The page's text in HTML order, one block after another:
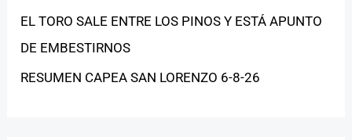
EL TORO SALE ENTRE LOS PINOS Y ESTÁ APUNTO
DE EMBESTIRNOS
RESUMEN CAPEA SAN LORENZO 6-8-26